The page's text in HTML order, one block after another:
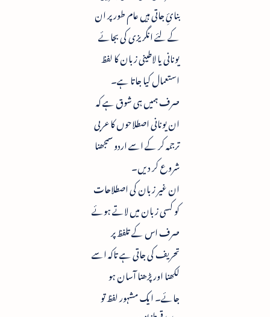
بنائِ جاتی ہیں عام طور پر ان
کے لئے انگریزی کی بجائے
یونانی یا لاطینی زبان کا لفظ
استعمال کیا جاتا ہے۔
صرف ہمیں ہی شوق ہے کہ
ان یونانی اصطلاحوں کا عربی
ترجمہ کر کے اسے اردو سمجھنا
شروع کر دیں۔
ان غیر زبان کی اصطلاحات
کو کسی زبان میں لاتے ہوئے
صرف اس کے تلفظ پر
تحریف کی جاتی ہے تاکہ اسے
لکھنا اور پڑھنا آسان ہو
جائے۔ ایک مشہور لفظ تو